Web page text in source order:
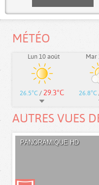
MÉTÉO
Lun 10 août
26.5°C / 29.3°C
Mar
26.8°C
AUTRES VUES
PANORAMIQUE HD